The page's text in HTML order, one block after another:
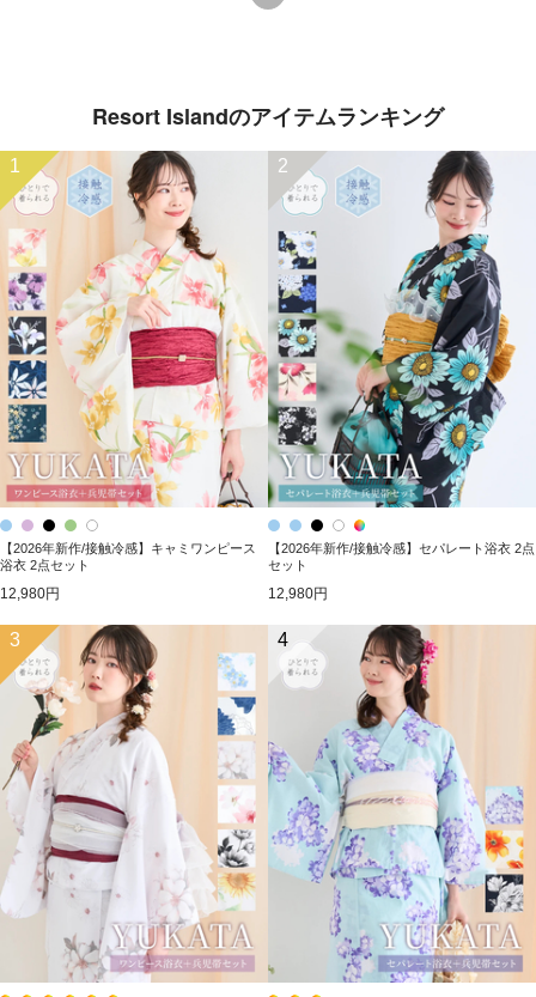
Resort Islandのアイテムランキング
1
【2026年新作/接触冷感】キャミワンピース
浴衣 2点セット
12,980円
2
【2026年新作/接触冷感】セパレート浴衣 2点
セット
12,980円
3 4